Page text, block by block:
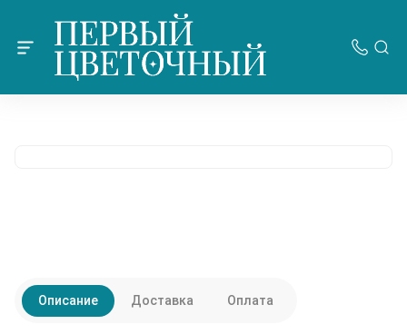
Описание Доставка Оплата